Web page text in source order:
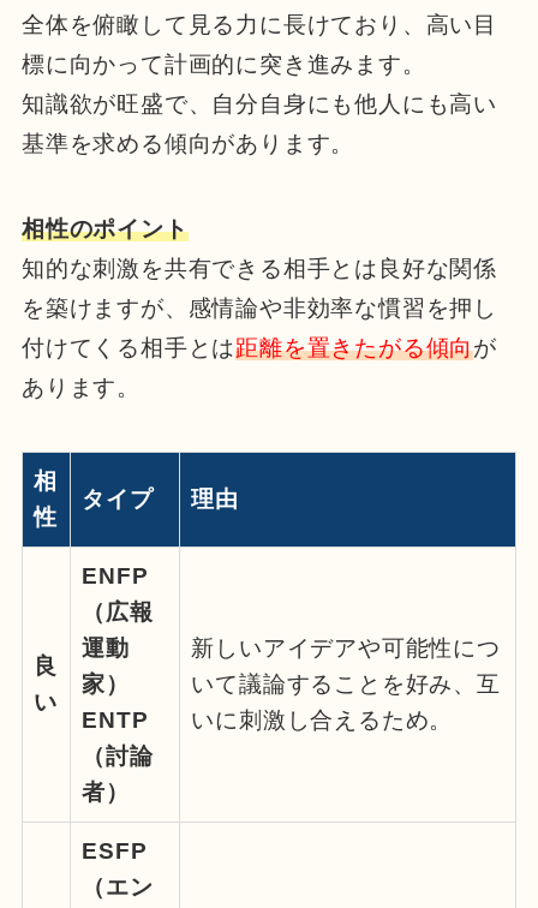
全体を俯瞰して見る力に長けており、高い目
標に向かって計画的に突き進みます。
知識欲が旺盛で、自分自身にも他人にも高い
基準を求める傾向があります。
相性のポイント
知的な刺激を共有できる相手とは良好な関係
を築けますが、感情論や非効率な慣習を押し
付けてくる相手とは距離を置きたがる傾向が
あります。
相
性
タイプ 理由
良
い
ENFP
（広報
運動
家）
ENTP
（討論
者）
新しいアイデアや可能性につ
いて議論することを好み、互
いに刺激し合えるため。
ESFP
（エン